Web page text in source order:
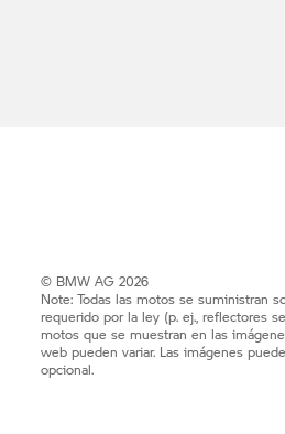
© BMW AG 2026
Note: Todas las motos se suministran
requerido por la ley (p. ej., reflectores
motos que se muestran en las
web pueden variar. Las imágenes
opcional.